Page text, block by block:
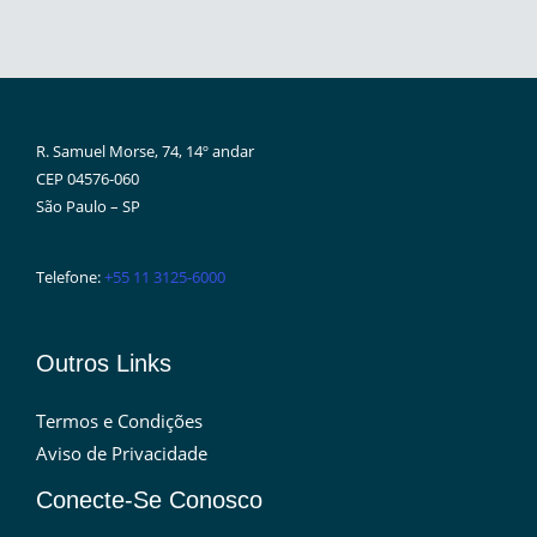
R. Samuel Morse, 74, 14º andar
CEP 04576-060
São Paulo – SP
Telefone:+55 11 3125-6000
Outros Links
Termos e Condições
Aviso de Privacidade
Conecte-Se Conosco